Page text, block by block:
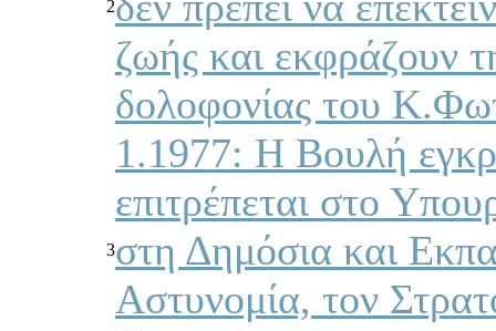
2
ζωής και εκφράζουν
δολοφονίας του
3
1.1977: Η Βουλή
επιτρέπεται στο
στη Δημόσια και
Αστυνομία, τον